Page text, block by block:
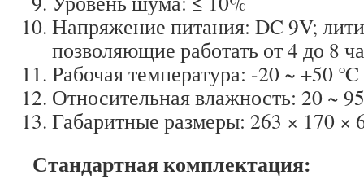
Напряжение питания: DC 9V;
позволяющие работать от 4 до 8
Рабочая температура: -20 ~ +50 ℃
Относительная влажность: 20 ~
Габаритные размеры: 263 × 170 ×
Стандартная комплектация: